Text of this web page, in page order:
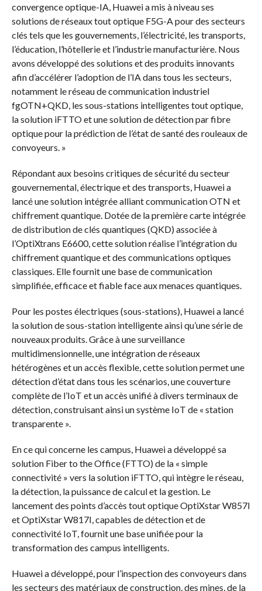
convergence optique-IA, Huawei a mis à niveau ses
solutions de réseaux tout optique F5G-A pour des secteurs
clés tels que les gouvernements, l’électricité, les transports,
l’éducation, l’hôtellerie et l’industrie manufacturière. Nous
avons développé des solutions et des produits innovants
afin d’accélérer l’adoption de l’IA dans tous les secteurs,
notamment le réseau de communication industriel
fgOTN+QKD, les sous-stations intelligentes tout optique,
la solution iFTTO et une solution de détection par fibre
optique pour la prédiction de l’état de santé des rouleaux de
convoyeurs. »
Répondant aux besoins critiques de sécurité du secteur
gouvernemental, électrique et des transports, Huawei a
lancé une solution intégrée alliant communication OTN et
chiffrement quantique. Dotée de la première carte intégrée
de distribution de clés quantiques (QKD) associée à
l’OptiXtrans E6600, cette solution réalise l’intégration du
chiffrement quantique et des communications optiques
classiques. Elle fournit une base de communication
simplifiée, efficace et fiable face aux menaces quantiques.
Pour les postes électriques (sous-stations), Huawei a lancé
la solution de sous-station intelligente ainsi qu’une série de
nouveaux produits. Grâce à une surveillance
multidimensionnelle, une intégration de réseaux
hétérogènes et un accès flexible, cette solution permet une
détection d’état dans tous les scénarios, une couverture
complète de l’IoT et un accès unifié à divers terminaux de
détection, construisant ainsi un système IoT de « station
transparente ».
En ce qui concerne les campus, Huawei a développé sa
solution Fiber to the Office (FTTO) de la « simple
connectivité » vers la solution iFTTO, qui intègre le réseau,
la détection, la puissance de calcul et la gestion. Le
lancement des points d’accès tout optique OptiXstar W857I
et OptiXstar W817I, capables de détection et de
connectivité IoT, fournit une base unifiée pour la
transformation des campus intelligents.
Huawei a développé, pour l’inspection des convoyeurs dans
les secteurs des matériaux de construction, des mines, de la